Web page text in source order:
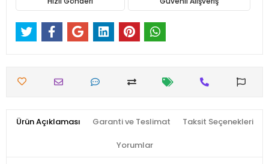
Ürün Açıklaması Garanti ve Teslimat Taksit Seçenekleri
Yorumlar